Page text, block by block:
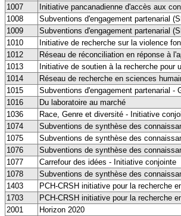
1007
Initiative pancanadienne d'accès aux
1008
Subventions d'engagement partenarial
1009
Subventions d'engagement partenarial
1010
Initiative de recherche sur la violence
1012
Réseau de réconciliation en réponse à
1013
Initiative de soutien à la recherche pour
1014
Réseau de recherche en sciences
1015
Subventions d'engagement partenarial -
1016
Du laboratoire au marché
1036
Race, Genre et diversité - Initiative
1074
Subventions de synthèse des
1075
Subventions de synthèse des
1076
Subventions de synthèse des
1077
Carrefour des idées - Initiative conjointe
1078
Subventions de synthèse des
1403
PCH-CRSH initiative pour la recherche
1703
PCH-CRSH initiative pour la recherche
2001
Horizon 2020